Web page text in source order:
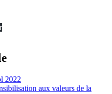
2022
aux valeurs de la